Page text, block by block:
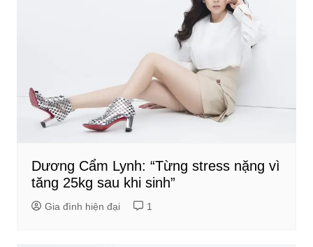
Dương Cẩm Lynh: “Từng stress nặng vì
tăng 25kg sau khi sinh”
Gia đình hiện đại 1